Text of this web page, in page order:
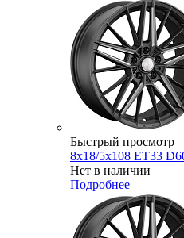
Быстрый просмотр
8x18/5x108 ET33
Нет в наличии
Подробнее